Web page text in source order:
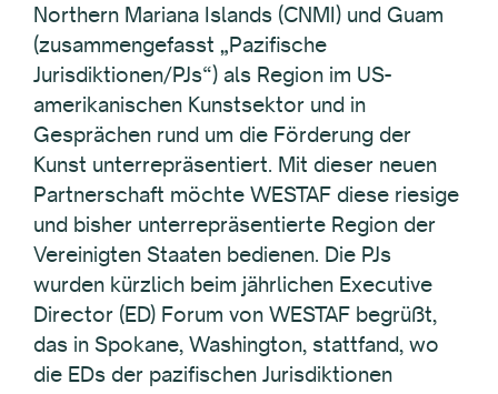
Northern Mariana Islands (CNMI) und Guam
(zusammengefasst „Pazifische
Jurisdiktionen/PJs“) als Region im US-
amerikanischen Kunstsektor und in
Gesprächen rund um die Förderung der
Kunst unterrepräsentiert. Mit dieser neuen
Partnerschaft möchte WESTAF diese riesige
und bisher unterrepräsentierte Region der
Vereinigten Staaten bedienen. Die PJs
wurden kürzlich beim jährlichen Executive
Director (ED) Forum von WESTAF begrüßt,
das in Spokane, Washington, stattfand, wo
die EDs der pazifischen Jurisdiktionen